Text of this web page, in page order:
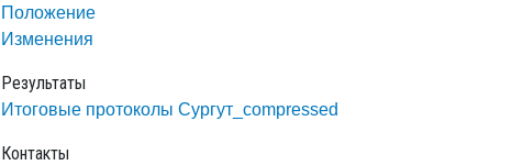
Положение
Изменения
Результаты
Итоговые протоколы Сургут_compressed
Контакты